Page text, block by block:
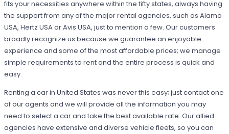
fits your necessities anywhere within the fifty states, always having
the support from any of the major rental agencies, such as Alamo
USA, Hertz USA or Avis USA, just to mention a few. Our customers
broadly recognize us because we guarantee an enjoyable
experience and some of the most affordable prices; we manage
simple requirements to rent and the entire process is quick and
easy.
Renting a car in United States was never this easy; just contact one
of our agents and we will provide all the information you may
need to select a car and take the best available rate. Our allied
agencies have extensive and diverse vehicle fleets, so you can